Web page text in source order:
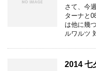
さて、今
ターナと
は他に幾
ルワルツ
2014